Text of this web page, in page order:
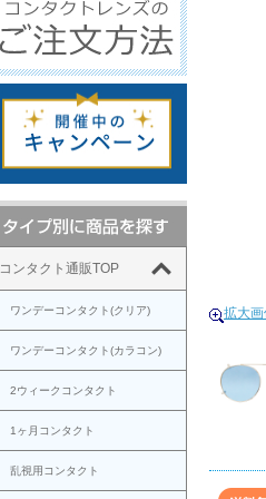
コンタクト通販TOP
ワンデーコンタクト(クリア)
ワンデーコンタクト(カラコン)
2ウィークコンタクト
1ヶ月コンタクト
乱視用コンタクト
拡大